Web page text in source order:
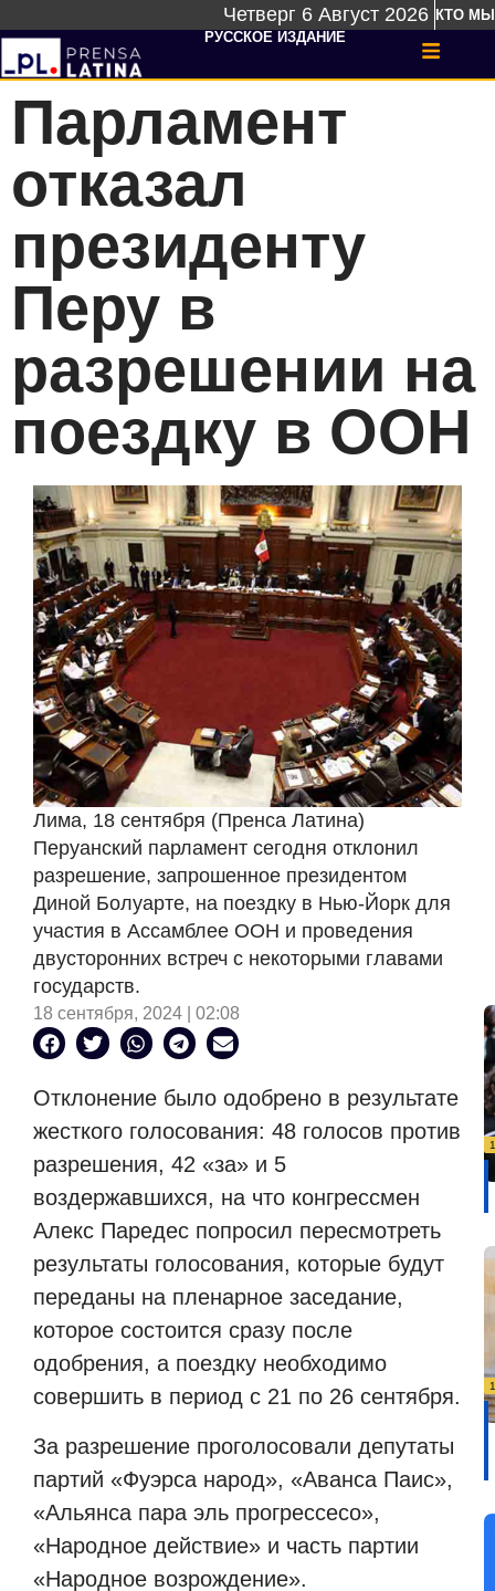
Четверг 6 Август 2026 КТО МЫ
РУССКОЕ ИЗДАНИЕ
Парламент
отказал
президенту
Перу в
разрешении на
поездку в ООН
Лима, 18 сентября (Пренса Латина)
Перуанский парламент сегодня отклонил
разрешение, запрошенное президентом
Диной Болуарте, на поездку в Нью-Йорк для
участия в Ассамблее ООН и проведения
двусторонних встреч с некоторыми главами
государств.
18 сентября, 2024 | 02:08
Отклонение было одобрено в результате
жесткого голосования: 48 голосов против
разрешения, 42 «за» и 5
воздержавшихся, на что конгрессмен
Алекс Паредес попросил пересмотреть
результаты голосования, которые будут
переданы на пленарное заседание,
которое состоится сразу после
одобрения, а поездку необходимо
совершить в период с 21 по 26 сентября.
За разрешение проголосовали депутаты
партий «Фуэрса народ», «Аванса Паис»,
«Альянса пара эль прогрессесо»,
«Народное действие» и часть партии
«Народное возрождение».